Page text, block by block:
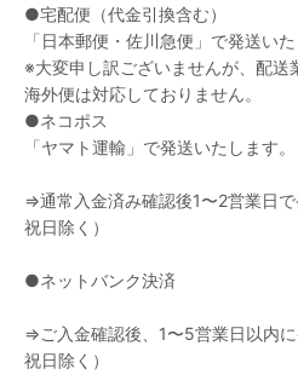
●宅配便（代金引換含む）
「日本郵便・佐川急便」で発送いた
※大変申し訳ございませんが、配送
海外便は対応しておりません。
●ネコポス
「ヤマト運輸」で発送いたします。
⇒通常入金済み確認後1〜2営業日
祝日除く）
●ネットバンク決済
⇒ご入金確認後、1〜5営業日以内
祝日除く）